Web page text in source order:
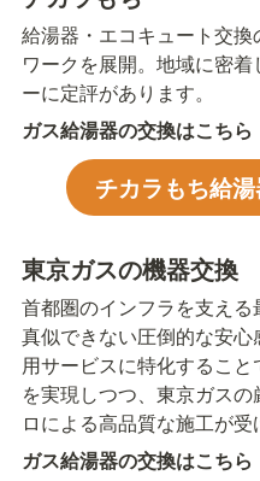
給湯器・エコキュート交
ワークを展開。地域に密
ーに定評があります。
ガス給湯器の交換はこちら
チカラもち給
東京ガスの機器交換
首都圏のインフラを支え
真似できない圧倒的な安
用サービスに特化するこ
を実現しつつ、東京ガス
ロによる高品質な施工が受
ガス給湯器の交換はこちら